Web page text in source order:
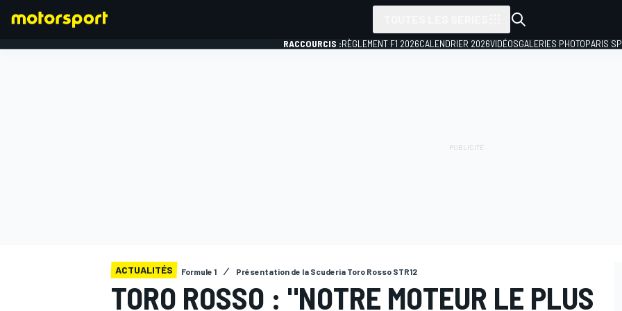
RACCOURCIS :RÈGLEMENT F1 2026CALENDRIER 2026VIDÉOSGALERIES PHOTOPARIS
ACTUALITÉS Formule 1 Présentation de la Scuderia Toro Rosso STR12
TORO ROSSO : "NOTRE MOTEUR LE PLUS